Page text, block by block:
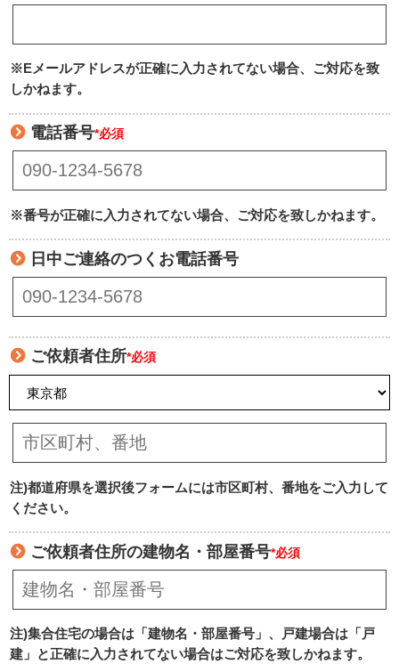
※Eメールアドレスが正確に入力されてない場合、ご対応を致
しかねます。
電話番号*必須
※番号が正確に入力されてない場合、ご対応を致しかねます。
日中ご連絡のつくお電話番号
ご依頼者住所*必須
注)都道府県を選択後フォームには市区町村、番地をご入力して
ください。
ご依頼者住所の建物名・部屋番号*必須
注)集合住宅の場合は「建物名・部屋番号」、戸建場合は「戸
建」と正確に入力されてない場合はご対応を致しかねます。